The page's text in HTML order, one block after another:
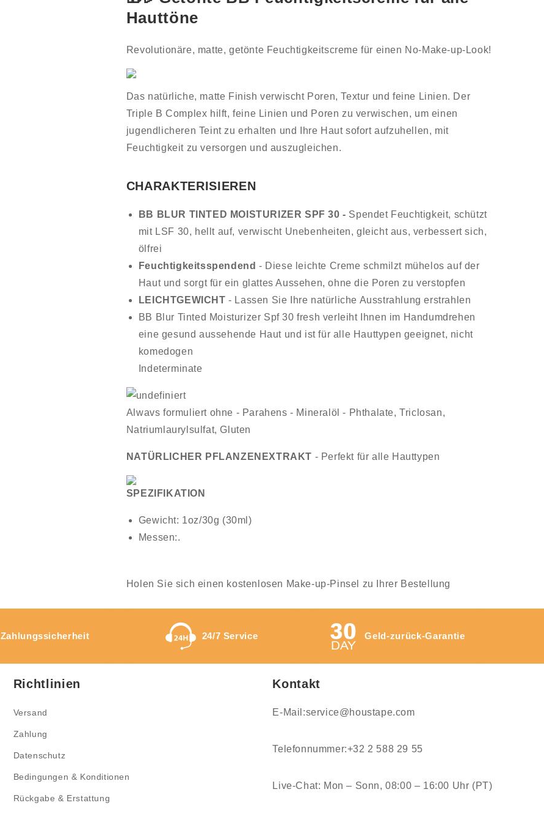
Hauttöne
Revolutionäre, matte, getönte Feuchtigkeitscreme für einen No-Make-up-Look!
Das natürliche, matte Finish verwischt Poren, Textur und feine Linien. Der
Triple B Complex hilft, feine Linien und Poren zu verwischen, um einen
jugendlicheren Teint zu erhalten und Ihre Haut sofort aufzuhellen, mit
Feuchtigkeit zu versorgen und auszugleichen.
CHARAKTERISIEREN
BB BLUR TINTED MOISTURIZER SPF 30 - Spendet Feuchtigkeit, schützt
mit LSF 30, hellt auf, verwischt Unebenheiten, gleicht aus, verbessert sich,
ölfrei
Feuchtigkeitsspendend - Diese leichte Creme schmilzt mühelos auf der
Haut und sorgt für ein glattes Aussehen, ohne die Poren zu verstopfen
LEICHTGEWICHT - Lassen Sie Ihre natürliche Ausstrahlung erstrahlen
BB Blur Tinted Moisturizer Spf 30 fresh verleiht Ihnen im Handumdrehen
eine gesund aussehende Haut und ist für alle Hauttypen geeignet, nicht
komedogen
Indeterminate
Alwavs formuliert ohne - Parahens - Mineralöl - Phthalate, Triclosan,
Natriumlaurylsulfat, Gluten
NATÜRLICHER PFLANZENEXTRAKT - Perfekt für alle Hauttypen
SPEZIFIKATION
Gewicht: 1oz/30g (30ml)
Messen:.
Holen Sie sich einen kostenlosen Make-up-Pinsel zu Ihrer Bestellung
Zahlungssicherheit 24/7 Service Geld-zurück-Garantie
Richtlinien
Versand
Zahlung
Datenschutz
Bedingungen & Konditionen
Rückgabe & Erstattung
Kontakt
E-Mail:service@houstape.com
Telefonnummer:+32 2 588 29 55
Live-Chat: Mon – Sonn, 08:00 – 16:00 Uhr (PT)